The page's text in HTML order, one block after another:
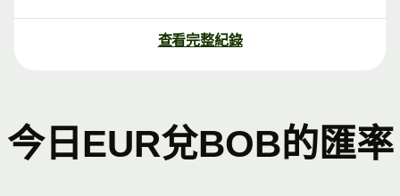
查看完整紀錄
今日EUR兌BOB的匯率